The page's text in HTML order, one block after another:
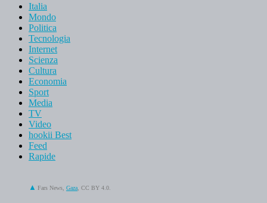
Italia
Mondo
Politica
Tecnologia
Internet
Scienza
Cultura
Economia
Sport
Media
TV
Video
hookii Best
Feed
Rapide
Fars News, Gaza , CC BY 4.0.